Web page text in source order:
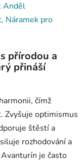
Anděl
Náramek pro
přírodou a
přináší
čímž
Zvyšuje optimismus
štěstí a
rozhodování a
je často